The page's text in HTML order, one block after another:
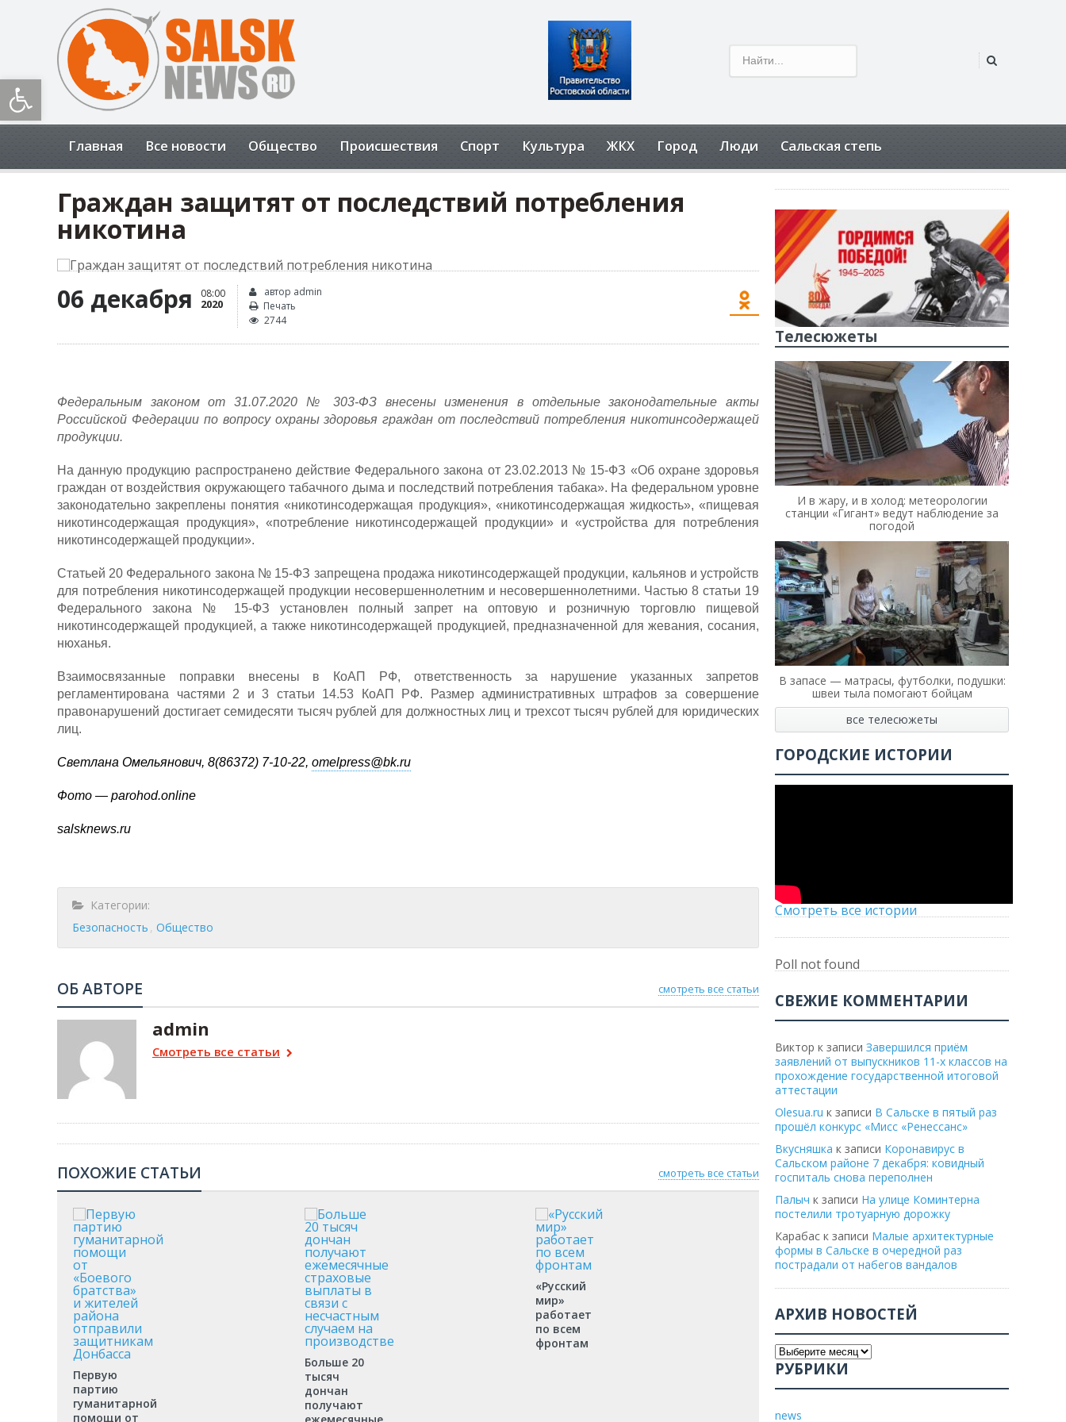
Открыть панель инструментов
Главная Все новости Общество Происшествия Спорт Культура ЖКХ Город Люди Сальская степь
Граждан защитят от последствий потребления
никотина
06 декабря 08:00
2020
автор admin
Печать
2744
Федеральным законом от 31.07.2020 № 303-ФЗ внесены изменения в отдельные законодательные акты
Российской Федерации по вопросу охраны здоровья граждан от последствий потребления никотинсодержащей
продукции.
На данную продукцию распространено действие Федерального закона от 23.02.2013 № 15-ФЗ «Об охране здоровья
граждан от воздействия окружающего табачного дыма и последствий потребления табака». На федеральном уровне
законодательно закреплены понятия «никотинсодержащая продукция», «никотинсодержащая жидкость», «пищевая
никотинсодержащая продукция», «потребление никотинсодержащей продукции» и «устройства для потребления
никотинсодержащей продукции».
Статьей 20 Федерального закона № 15-ФЗ запрещена продажа никотинсодержащей продукции, кальянов и устройств
для потребления никотинсодержащей продукции несовершеннолетним и несовершеннолетними. Частью 8 статьи 19
Федерального закона № 15-ФЗ установлен полный запрет на оптовую и розничную торговлю пищевой
никотинсодержащей продукцией, а также никотинсодержащей продукцией, предназначенной для жевания, сосания,
нюханья.
Взаимосвязанные поправки внесены в КоАП РФ, ответственность за нарушение указанных запретов
регламентирована частями 2 и 3 статьи 14.53 КоАП РФ. Размер административных штрафов за совершение
правонарушений достигает семидесяти тысяч рублей для должностных лиц и трехсот тысяч рублей для юридических
лиц.
Светлана Омельянович, 8(86372) 7-10-22, omelpress@bk.ru
Фото — parohod.online
salsknews.ru
Категории:
Безопасность Общество
смотреть все статьи
ОБ АВТОРЕ
admin
Смотреть все статьи
смотреть все статьи
ПОХОЖИЕ СТАТЬИ
Первую
партию
гуманитарной
помощи от
Больше 20
тысяч
дончан
получают
«Русский
мир»
работает
по всем
фронтам
Телесюжеты
И в жару, и в холод: метеорологии
станции «Гигант» ведут наблюдение за
погодой
В запасе — матрасы, футболки, подушки:
швеи тыла помогают бойцам
все телесюжеты
ГОРОДСКИЕ ИСТОРИИ
Смотреть все истории
Poll not found
СВЕЖИЕ КОММЕНТАРИИ
Виктор к записи Завершился приём
заявлений от выпускников 11-х классов на
прохождение государственной итоговой
аттестации
Olesua.ru к записи В Сальске в пятый раз
прошёл конкурс «Мисс «Ренессанс»
Вкусняшка к записи Коронавирус в
Сальском районе 7 декабря: ковидный
госпиталь снова переполнен
Палыч к записи На улице Коминтерна
постелили тротуарную дорожку
Карабас к записи Малые архитектурные
формы в Сальске в очередной раз
пострадали от набегов вандалов
АРХИВ НОВОСТЕЙ
РУБРИКИ
news